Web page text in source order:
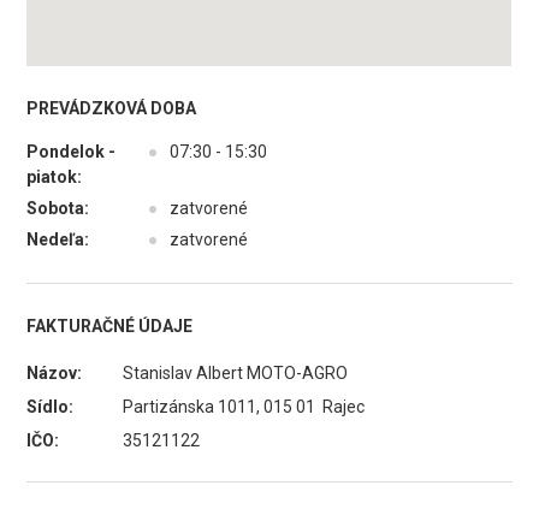
PREVÁDZKOVÁ DOBA
Pondelok -
piatok:
● 07:30 - 15:30
Sobota: ●
zatvorené
Nedeľa:
● zatvorené
FAKTURAČNÉ ÚDAJE
Názov:
Stanislav Albert MOTO-AGRO
Sídlo:
Partizánska 1011, 015 01 Rajec
IČO:
35121122